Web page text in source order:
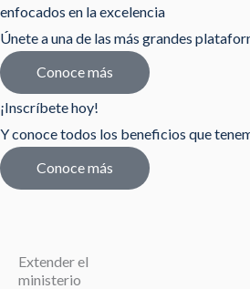
enfocados en la excelencia
Únete a una de las más grandes
Conoce más
¡Inscríbete hoy!
Y conoce todos los beneficios que
Conoce más
Extender el
ministerio